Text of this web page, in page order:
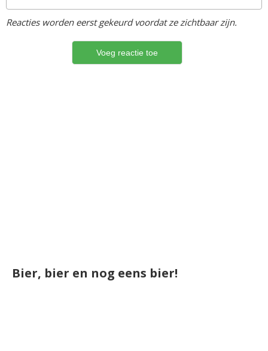
Reacties worden eerst gekeurd voordat ze zichtbaar zijn.
Bier, bier en nog eens bier!